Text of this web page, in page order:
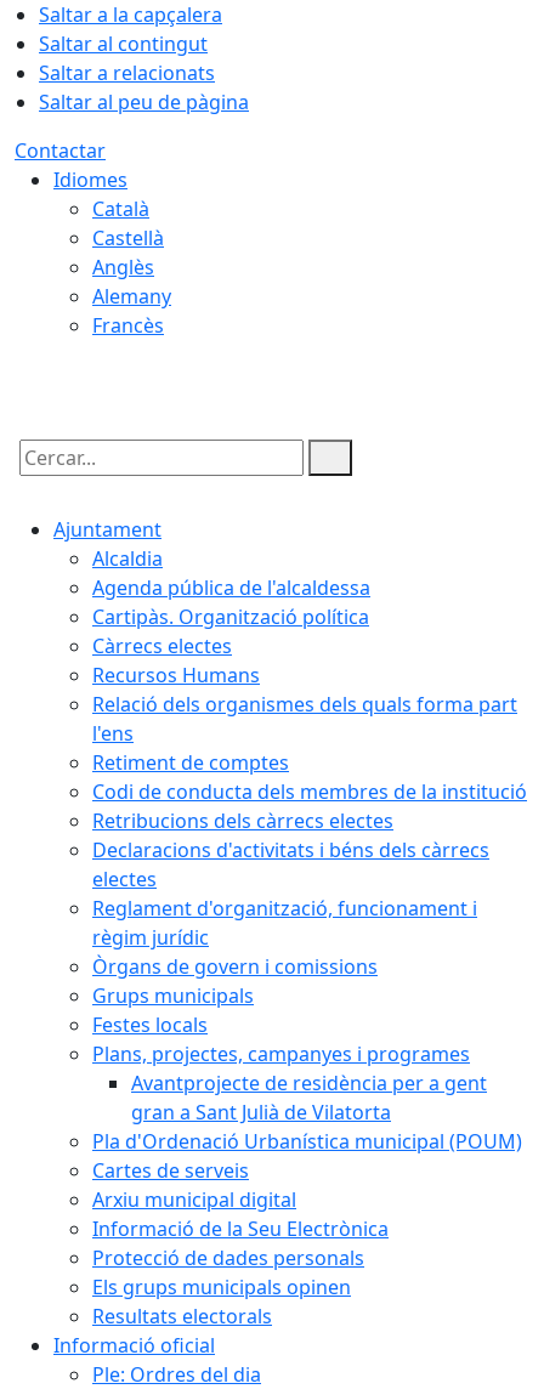
Saltar a la capçalera
Saltar al contingut
Saltar a relacionats
Saltar al peu de pàgina
Contactar
Idiomes
Català
Castellà
Anglès
Alemany
Francès
Cercar:
Ajuntament
Alcaldia
Agenda pública de l'alcaldessa
Cartipàs. Organització política
Càrrecs electes
Recursos Humans
Relació dels organismes dels quals forma part
l'ens
Retiment de comptes
Codi de conducta dels membres de la institució
Retribucions dels càrrecs electes
Declaracions d'activitats i béns dels càrrecs
electes
Reglament d'organització, funcionament i
règim jurídic
Òrgans de govern i comissions
Grups municipals
Festes locals
Plans, projectes, campanyes i programes
Avantprojecte de residència per a gent
gran a Sant Julià de Vilatorta
Pla d'Ordenació Urbanística municipal (POUM)
Cartes de serveis
Arxiu municipal digital
Informació de la Seu Electrònica
Protecció de dades personals
Els grups municipals opinen
Resultats electorals
Informació oficial
Ple: Ordres del dia